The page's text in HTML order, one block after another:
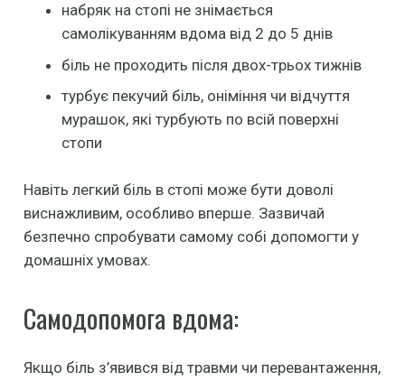
набряк на стопі не знімається
самолікуванням вдома від 2 до 5 днів
біль не проходить після двох-трьох тижнів
турбує пекучий біль, оніміння чи відчуття
мурашок, які турбують по всій поверхні
стопи
Навіть легкий біль в стопі може бути доволі
виснажливим, особливо вперше. Зазвичай
безпечно спробувати самому собі допомогти у
домашніх умовах.
Самодопомога вдома:
Якщо біль з’явився від травми чи перевантаження,